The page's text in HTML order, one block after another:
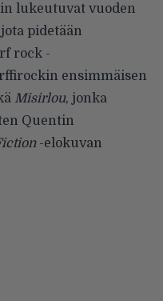
lukeutuvat vuoden
pidetään
rock -
ensimmäisen
Misirlou, jonka
Quentin
-elokuvan